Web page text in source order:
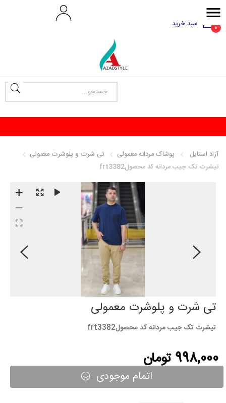
0 سبد خرید
آزاد استایل پوشاک مردانه معمولی
تی شرت و پلوشرت معمولی
تیشرت تک جیب مردانه کد محصولfrt3382
تی شرت و پلوشرت معمولی
تیشرت تک جیب مردانه کد محصولfrt3382
998,000 تومان
اتمام موجودی